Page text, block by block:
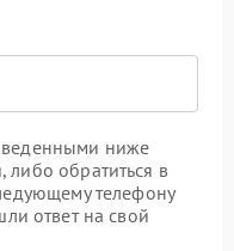
ниже
обратиться в
телефону
ответ на свой